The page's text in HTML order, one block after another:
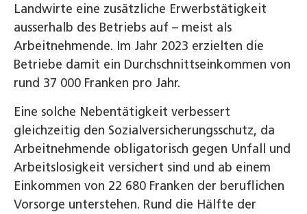
Landwirte eine zusätzliche Erwerbstätigkeit
ausserhalb des Betriebs auf – meist als
Arbeitnehmende. Im Jahr 2023 erzielten die
Betriebe damit ein Durchschnittseinkommen von
rund 37 000 Franken pro Jahr.
Eine solche Nebentätigkeit verbessert
gleichzeitig den Sozialversicherungsschutz, da
Arbeitnehmende obligatorisch gegen Unfall und
Arbeitslosigkeit versichert sind und ab einem
Einkommen von 22 680 Franken der beruflichen
Vorsorge unterstehen. Rund die Hälfte der